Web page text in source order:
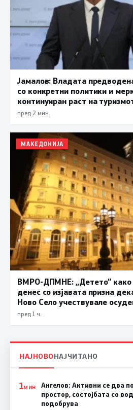
Јамалов: Владата
со конкретни политики и
континуиран раст на
пред 2 мин.
МАКЕДОНИЈА
ВМРО-ДПМНЕ: „Детето“
денес со изјавата призна
Ново Село учествувале
ова е талогот на Македонија
пред 1 ч.
НАЈНОВОНАЈЧИТАНО
1МИН
Ангелов: Активни се два
простор, состојбата со
подобрува